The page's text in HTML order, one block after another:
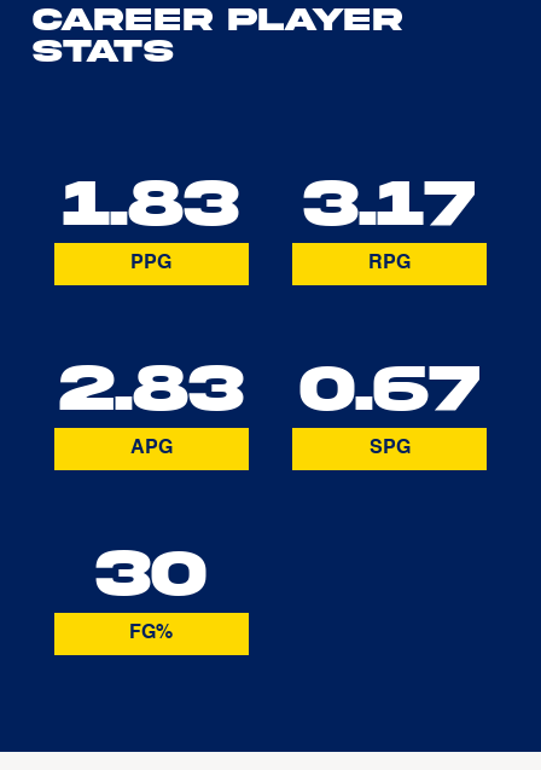
Career Player
Stats
1.83
PPG
3.17
RPG
2.83
APG
0.67
SPG
30
FG%